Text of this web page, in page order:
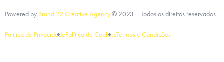
Powered by Brand 22 Creative Agency© 2023 – Todos os direitos reservados
Política de PrivacidadePolítica de CookiesTermos e Condições